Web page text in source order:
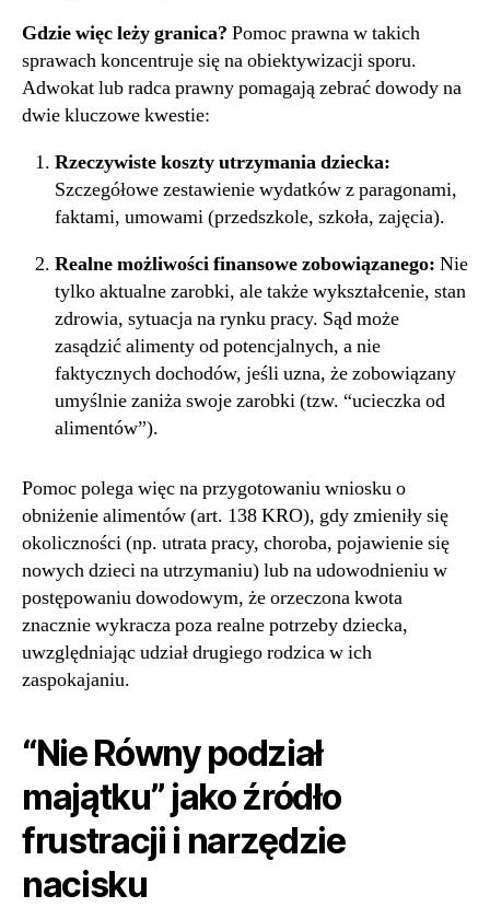
Gdzie więc leży granica? Pomoc prawna w takich
sprawach koncentruje się na obiektywizacji sporu.
Adwokat lub radca prawny pomagają zebrać dowody na
dwie kluczowe kwestie:
Rzeczywiste koszty utrzymania dziecka:
Szczegółowe zestawienie wydatków z paragonami,
faktami, umowami (przedszkole, szkoła, zajęcia).
Realne możliwości finansowe zobowiązanego: Nie
tylko aktualne zarobki, ale także wykształcenie, stan
zdrowia, sytuacja na rynku pracy. Sąd może
zasądzić alimenty od potencjalnych, a nie
faktycznych dochodów, jeśli uzna, że zobowiązany
umyślnie zaniża swoje zarobki (tzw. “ucieczka od
alimentów”).
Pomoc polega więc na przygotowaniu wniosku o
obniżenie alimentów (art. 138 KRO), gdy zmieniły się
okoliczności (np. utrata pracy, choroba, pojawienie się
nowych dzieci na utrzymaniu) lub na udowodnieniu w
postępowaniu dowodowym, że orzeczona kwota
znacznie wykracza poza realne potrzeby dziecka,
uwzględniając udział drugiego rodzica w ich
zaspokajaniu.
“Nie Równy podział
majątku” jako źródło
frustracji i narzędzie
nacisku